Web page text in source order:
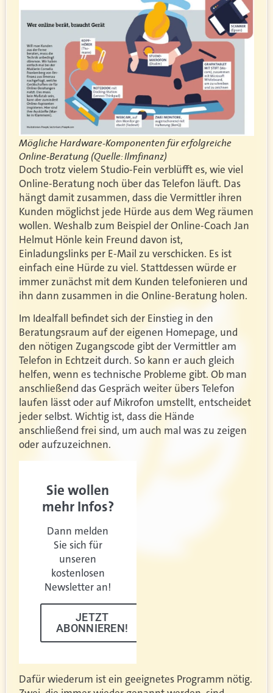
Mögliche Hardware-Komponenten für erfolgreiche
Online-Beratung (Quelle: Ilmfinanz)
Doch trotz vielem Studio-Fein verblüfft es, wie viel
Online-Beratung noch über das Telefon läuft. Das
hängt damit zusammen, dass die Vermittler ihren
Kunden möglichst jede Hürde aus dem Weg räumen
wollen. Weshalb zum Beispiel der Online-Coach Jan
Helmut Hönle kein Freund davon ist,
Einladungslinks per E-Mail zu verschicken. Es ist
einfach eine Hürde zu viel. Stattdessen würde er
immer zunächst mit dem Kunden telefonieren und
ihn dann zusammen in die Online-Beratung holen.
Im Idealfall befindet sich der Einstieg in den
Beratungsraum auf der eigenen Homepage, und
den nötigen Zugangscode gibt der Vermittler am
Telefon in Echtzeit durch. So kann er auch gleich
helfen, wenn es technische Probleme gibt. Ob man
anschließend das Gespräch weiter übers Telefon
laufen lässt oder auf Mikrofon umstellt, entscheidet
jeder selbst. Wichtig ist, dass die Hände
anschließend frei sind, um auch mal was zu zeigen
oder aufzuzeichnen.
Sie wollen
mehr Infos?
Dann melden
Sie sich für
unseren
kostenlosen
Newsletter an!
JETZT
ABONNIEREN!
Dafür wiederum ist ein geeignetes Programm nötig.